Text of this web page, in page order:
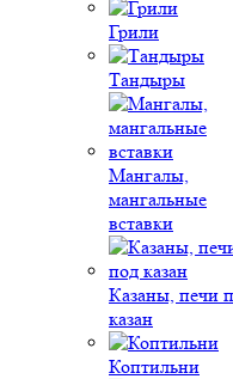
Грили
Тандыры
Мангалы,
мангальные
вставки
Казаны, печи
казан
Коптильни